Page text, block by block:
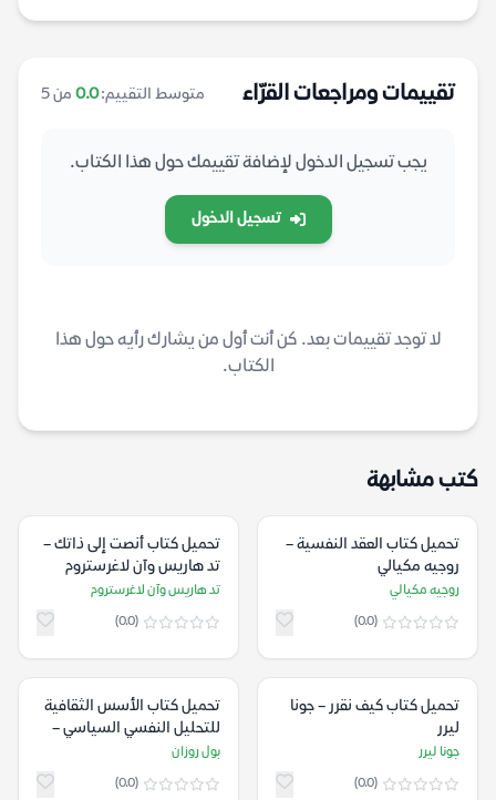
تقييمات ومراجعات القرّاء متوسط التقييم:0.0 من 5
يجب تسجيل الدخول لإضافة تقييمك حول هذا الكتاب.
تسجيل الدخول
لا توجد تقييمات بعد. كن أنت أول من يشارك رأيه حول هذا
الكتاب.
كتب مشابهة
تحميل كتاب العقد النفسية –
روجيه مكيالي
روجيه مكيالي
(0.0)
تحميل كتاب أنصت إلى ذاتك –
تد هاريس وآن لاغرستروم
تد هاريس وآن لاغرستروم
(0.0)
تحميل كتاب كيف نقرر – جونا
ليرر
جونا ليرر
(0.0)
تحميل كتاب الأسس الثقافية
للتحليل النفسي السياسي –
بول روزان
بول روزان
(0.0)